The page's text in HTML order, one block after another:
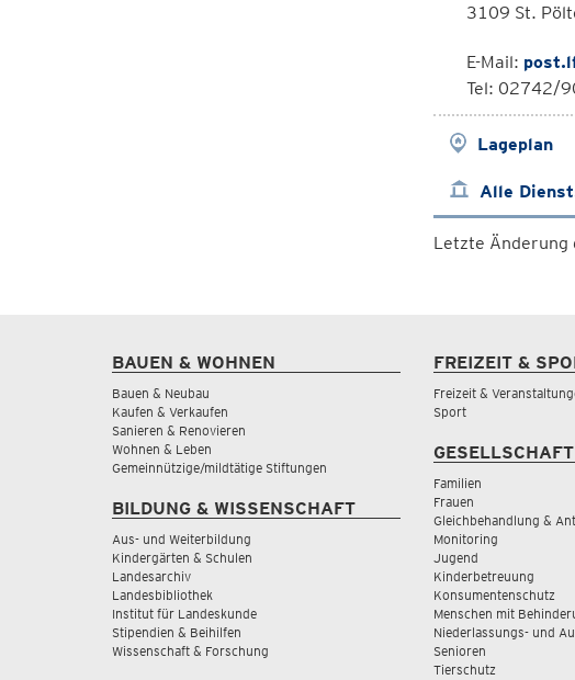
3109 St.
E-Mail:
Tel: 02742/
Lageplan
Alle
Letzte
BAUEN & WOHNEN
Bauen & Neubau
Kaufen & Verkaufen
Sanieren & Renovieren
Wohnen & Leben
Gemeinnützige/mildtätige Stiftungen
BILDUNG & WISSENSCHAFT
Aus- und Weiterbildung
Kindergärten & Schulen
Landesarchiv
Landesbibliothek
Institut für Landeskunde
Stipendien & Beihilfen
Wissenschaft & Forschung
FREIZEIT &
Freizeit &
Sport
Familien
Frauen
Gleichbehandlung &
Monitoring
Jugend
Kinderbetreuung
Konsumentenschutz
Menschen mit
Niederlassungs- und
Senioren
Tierschutz